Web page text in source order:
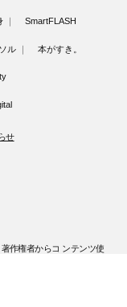
SmartFLASH
ル 本がすき。
せ
作権者からコ ンテンツ使